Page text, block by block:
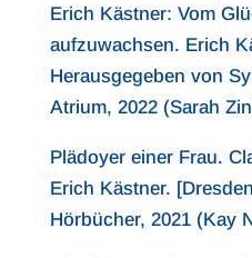
Erich Kästner: Vom
aufzuwachsen. Erich
Herausgegeben von
Atrium, 2022 (Sarah
Plädoyer einer Frau.
Erich Kästner.
Hörbücher, 2021 (Kay